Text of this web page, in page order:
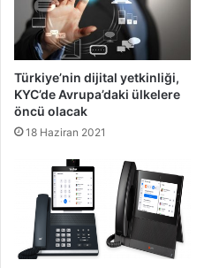
Türkiye’nin dijital yetkinliği,
KYC’de Avrupa’daki ülkelere
öncü olacak
18 Haziran 2021